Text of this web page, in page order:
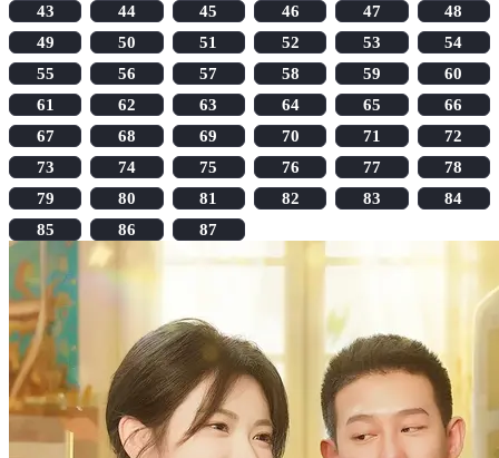
43
44 45 46 47
48
49
50 51 52 53
54
55
56 57 58 59
60
61
62 63 64 65
66
67
68 69 70 71
72
73
74 75 76 77
78
79
80 81 82 83
84
85
86 87